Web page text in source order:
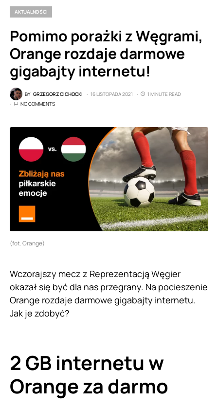
AKTUALNOŚCI
Pomimo porażki z Węgrami,
Orange rozdaje darmowe
gigabajty internetu!
BY GRZEGORZ CICHOCKI 16 LISTOPADA 2021
1 MINUTE READ
NO COMMENTS
(fot. Orange)
Wczorajszy mecz z Reprezentacją Węgier
okazał się być dla nas przegrany. Na pocieszenie
Orange rozdaje darmowe gigabajty internetu.
Jak je zdobyć?
2 GB internetu w
Orange za darmo